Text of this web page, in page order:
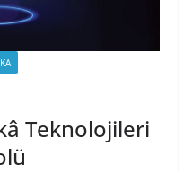
Teknolojileri